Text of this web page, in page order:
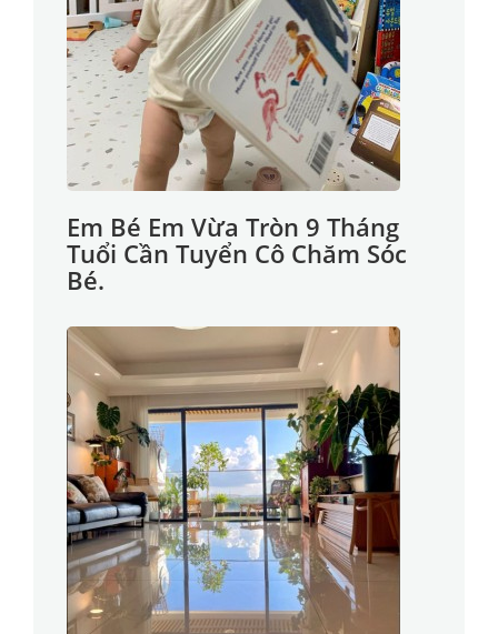
Em Bé Em Vừa Tròn 9 Tháng
Tuổi Cần Tuyển Cô Chăm Sóc
Bé.